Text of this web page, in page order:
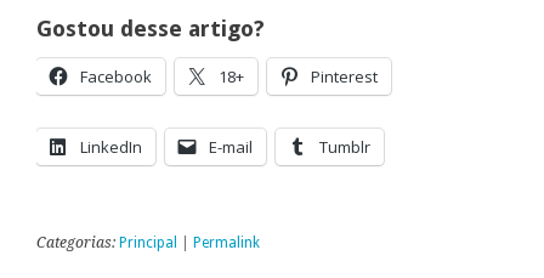
Gostou desse artigo?
Facebook 18+ Pinterest
LinkedIn E-mail Tumblr
Categorias: Principal Permalink